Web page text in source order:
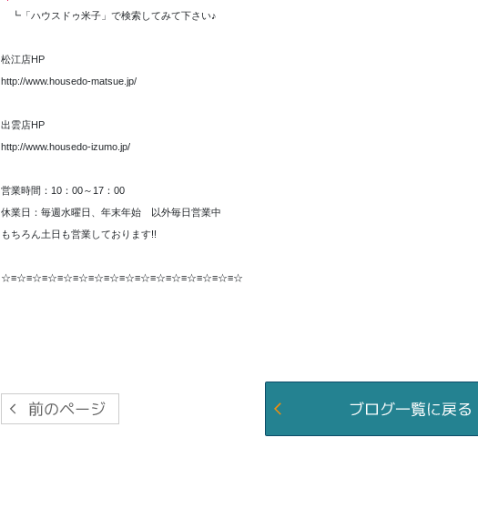
┗「ハウスドゥ米子」で検索してみて下さい♪
松江店HP
http://www.housedo-matsue.jp/
出雲店HP
http://www.housedo-izumo.jp/
営業時間：10：00～17：00
休業日：毎週水曜日、年末年始 以外毎日営業中
もちろん土日も営業しております!!
☆≡☆≡☆≡☆≡☆≡☆≡☆≡☆≡☆≡☆≡☆≡☆≡☆≡☆≡☆≡☆